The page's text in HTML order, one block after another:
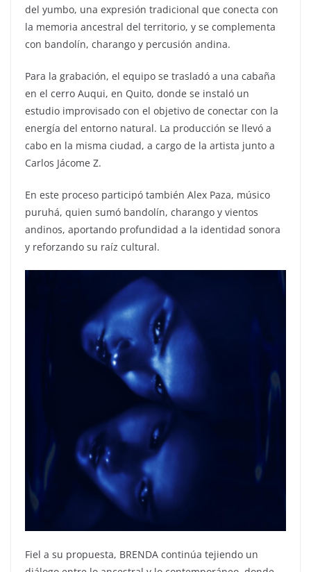
del yumbo, una expresión tradicional que conecta con
la memoria ancestral del territorio, y se complementa
con bandolín, charango y percusión andina.
Para la grabación, el equipo se trasladó a una cabaña
en el cerro Auqui, en Quito, donde se instaló un
estudio improvisado con el objetivo de conectar con la
energía del entorno natural. La producción se llevó a
cabo en la misma ciudad, a cargo de la artista junto a
Carlos Jácome Z.
En este proceso participó también Alex Paza, músico
puruhá, quien sumó bandolín, charango y vientos
andinos, aportando profundidad a la identidad sonora
y reforzando su raíz cultural.
Fiel a su propuesta, BRENDA continúa tejiendo un